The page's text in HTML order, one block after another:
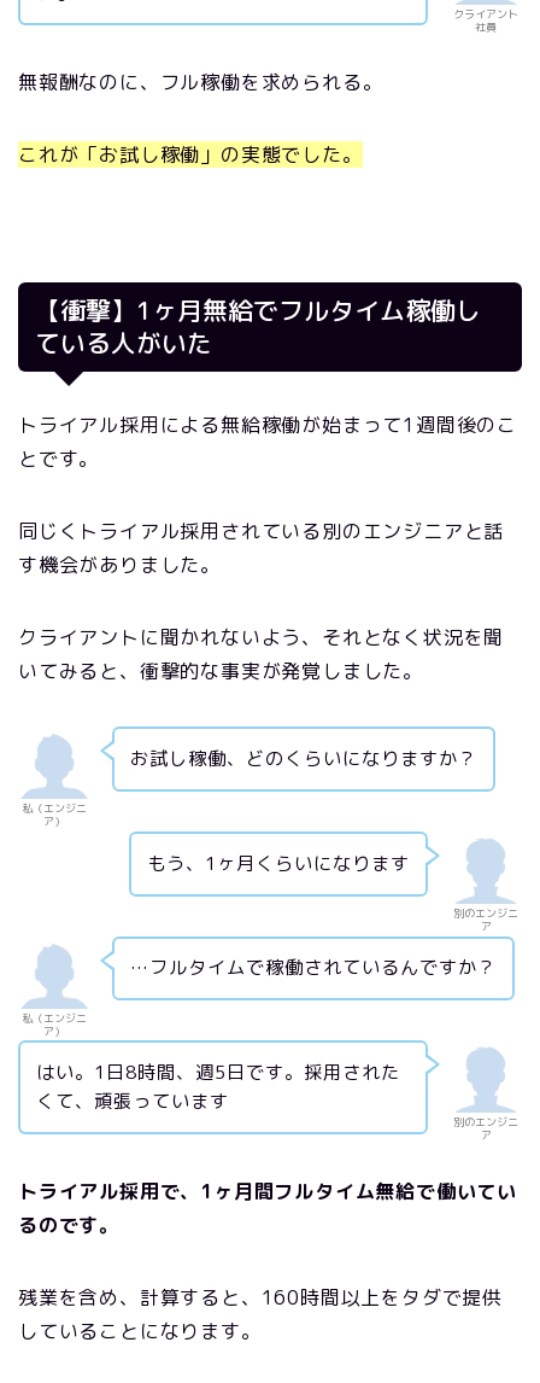
クライアント
社員
無報酬なのに、フル稼働を求められる。
これが「お試し稼働」の実態でした。
【衝撃】1ヶ月無給でフルタイム稼働し
ている人がいた
トライアル採用による無給稼働が始まって1週間後のこ
とです。
同じくトライアル採用されている別のエンジニアと話
す機会がありました。
クライアントに聞かれないよう、それとなく状況を聞
いてみると、衝撃的な事実が発覚しました。
私（エンジニ
ア）
お試し稼働、どのくらいになりますか？
別のエンジニ
ア
もう、1ヶ月くらいになります
私（エンジニ
ア）
…フルタイムで稼働されているんですか？
別のエンジニ
ア
はい。1日8時間、週5日です。採用された
くて、頑張っています
トライアル採用で、1ヶ月間フルタイム無給で働いてい
るのです。
残業を含め、計算すると、160時間以上をタダで提供
していることになります。